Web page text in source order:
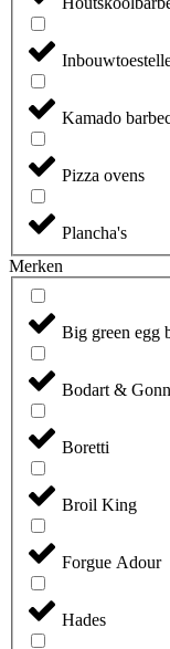
Kamado
Pizza ovens
Plancha's
Merken
Big green egg
Bodart &
Boretti
Broil King
Forgue Adour
Hades